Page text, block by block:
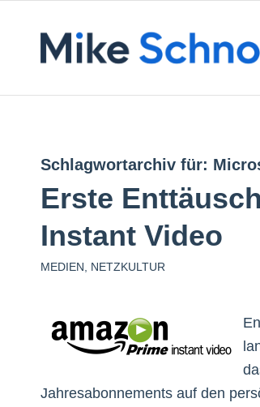
Schlagwortarchiv für:
Erste
Instant Video
MEDIEN NETZKULTUR
Jahresabonnements auf den